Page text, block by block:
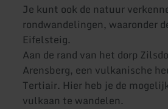
Je kunt ook de natuur
rondwandelingen, waaronder
Eifelsteig.
Aan de rand van het dorp
Arensberg, een vulkanische
Tertiair. Hier heb je de
vulkaan te wandelen.